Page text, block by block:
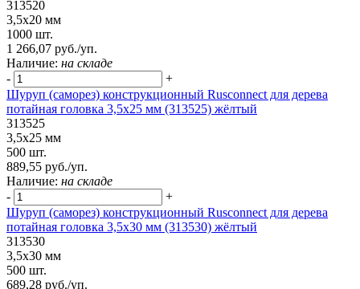
313520
3,5х20 мм
1000 шт.
1 266,07 руб./уп.
Наличие: на складе
-
+
Шуруп (саморез) конструкционный Rusconnect для дерева
потайная головка 3,5х25 мм (313525) жёлтый
313525
3,5х25 мм
500 шт.
889,55 руб./уп.
Наличие: на складе
-
+
Шуруп (саморез) конструкционный Rusconnect для дерева
потайная головка 3,5х30 мм (313530) жёлтый
313530
3,5х30 мм
500 шт.
689,28 руб./уп.